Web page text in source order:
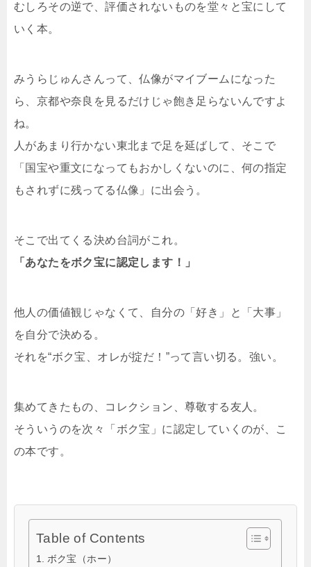
むしろその逆で、評価されないものを堂々と宝にして
いく本。
みうらじゅんさんって、仏像がマイブームになった
ら、京都や奈良を見るだけじゃ飽き足らないんですよ
ね。
人があまり行かない東北まで足を延ばして、そこで
「国宝や重文になってもおかしくないのに、何の指定
もされずに残ってる仏像」に出会う。
そこで出てくる決め台詞がこれ。
「あなたをボク宝に認定します！」
他人の価値観じゃなくて、自分の「好き」と「大事」
を自分で決める。
それを“ボク宝、オレが掟だ！”って言い切る。強い。
集めてきたもの、コレクション、尊敬する友人。
そういうのを次々「ボク宝」に認定していくのが、こ
の本です。
Table of Contents
ボク宝（ホー）